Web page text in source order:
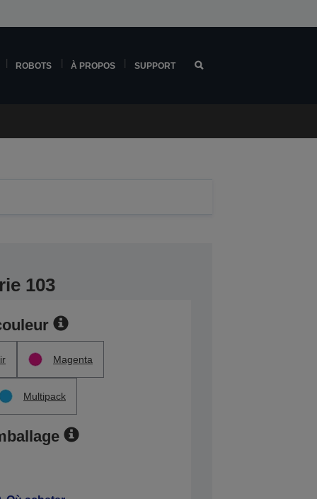
ROBOTS À PROPOS SUPPORT
103
Magenta
Multipack